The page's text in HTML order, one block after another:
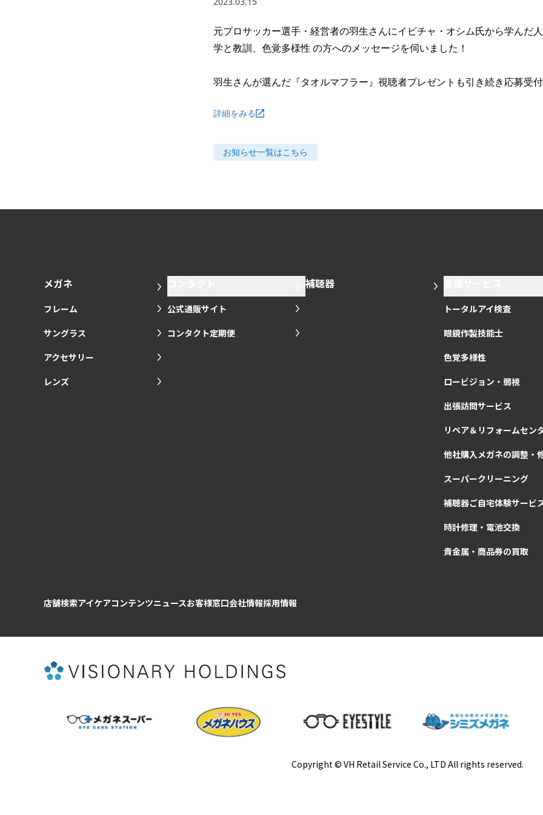
元プロサッカー選手・経営者の羽生さんにイビチャ・オシム氏から学んだ
学と教訓、色覚多様性 の方へのメッセージを伺いました！
羽生さんが選んだ『タオルマフラー』視聴者プレゼントも引き続き応募受付
詳細をみる
お知らせ一覧はこちら
メガネ
フレーム
サングラス
アクセサリー
レンズ
公式通販サイト
コンタクト定期便
補聴器
トータルアイ検査
眼鏡作製技能士
色覚多様性
ロービジョン・弱視
出張訪問サービス
リペア＆リフォームセン
他社購入メガネの調整・
スーパークリーニング
補聴器ご自宅体験サービ
時計修理・電池交換
貴金属・商品券の買取
店舗検索アイケアコンテンツニュースお客様窓口会社情報採用情報
Copyright © VH Retail Service Co., LTD All rights reserved.